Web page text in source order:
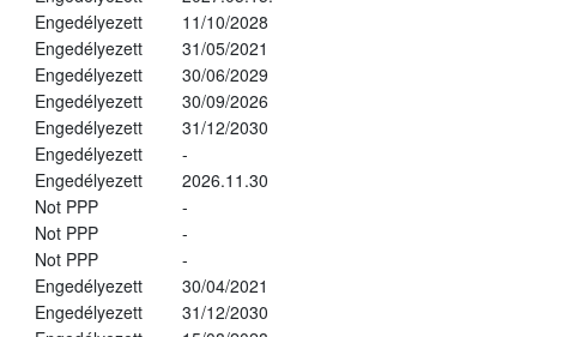
Engedélyezett
11/10/2028
Engedélyezett
31/05/2021
Engedélyezett
30/06/2029
Engedélyezett
30/09/2026
Engedélyezett
31/12/2030
Engedélyezett
-
Engedélyezett
2026.11.30
Not PPP
-
Not PPP
-
Not PPP
-
Engedélyezett
30/04/2021
Engedélyezett
31/12/2030